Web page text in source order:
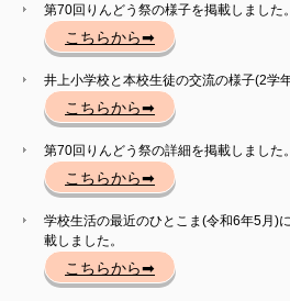
第70回りんどう祭の様子を掲載しました。
こちらから➡
井上小学校と本校生徒の交流の様子(2学
こちらから➡
第70回りんどう祭の詳細を掲載しました。
こちらから➡
学校生活の最近のひとこま(令和6年5月)
載しました。
こちらから➡